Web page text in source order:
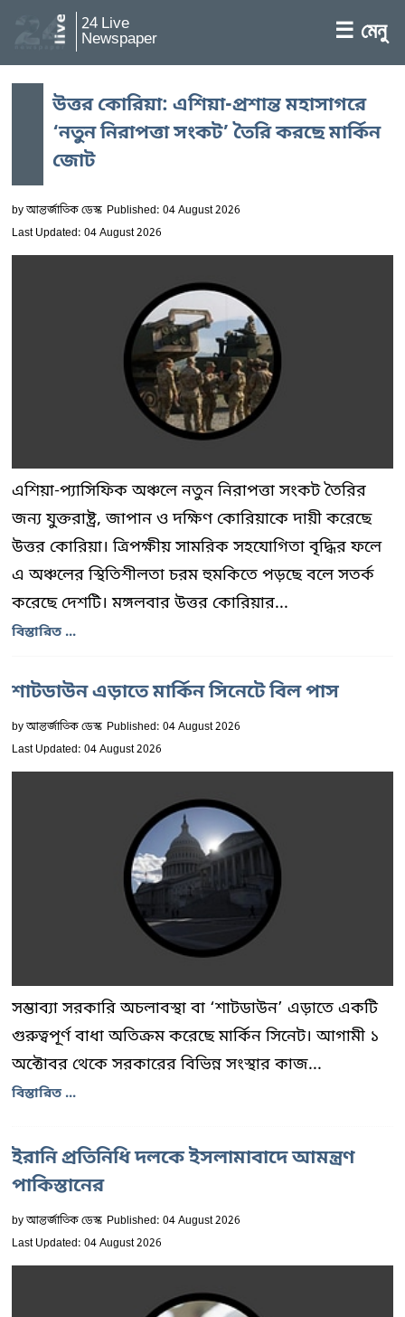
24 Live
Newspaper ☰ মেনু
উত্তর কোরিয়া: এশিয়া-প্রশান্ত মহাসাগরে
‘নতুন নিরাপত্তা সংকট’ তৈরি করছে মার্কিন
জোট
byআন্তর্জাতিক ডেস্ক Published: 04 August 2026
Last Updated: 04 August 2026
এশিয়া-প্যাসিফিক অঞ্চলে নতুন নিরাপত্তা সংকট তৈরির
জন্য যুক্তরাষ্ট্র, জাপান ও দক্ষিণ কোরিয়াকে দায়ী করেছে
উত্তর কোরিয়া। ত্রিপক্ষীয় সামরিক সহযোগিতা বৃদ্ধির ফলে
এ অঞ্চলের স্থিতিশীলতা চরম হুমকিতে পড়ছে বলে সতর্ক
করেছে দেশটি। মঙ্গলবার উত্তর কোরিয়ার...
বিস্তারিত ...
শাটডাউন এড়াতে মার্কিন সিনেটে বিল পাস
byআন্তর্জাতিক ডেস্ক Published: 04 August 2026
Last Updated: 04 August 2026
সম্ভাব্যা সরকারি অচলাবস্থা বা ‘শাটডাউন’ এড়াতে একটি
গুরুত্বপূর্ণ বাধা অতিক্রম করেছে মার্কিন সিনেট। আগামী ১
অক্টোবর থেকে সরকারের বিভিন্ন সংস্থার কাজ...
বিস্তারিত ...
ইরানি প্রতিনিধি দলকে ইসলামাবাদে আমন্ত্রণ
পাকিস্তানের
byআন্তর্জাতিক ডেস্ক Published: 04 August 2026
Last Updated: 04 August 2026